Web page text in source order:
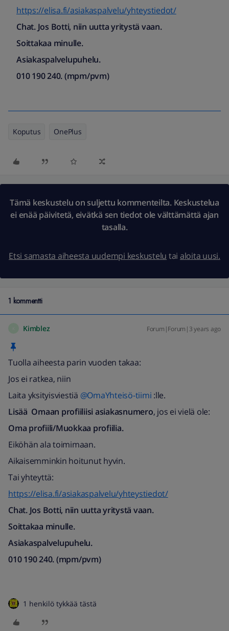
https://elisa.fi/asiakaspalvelu/yhteystiedot/
Chat. Jos Botti, niin uutta yritystä vaan.
Soittakaa minulle.
Asiakaspalvelupuhelu.
010 190 240. (mpm/pvm)​
Koputus OnePlus
Tämä keskustelu on suljettu kommenteilta. Keskustelua
ei enää päivitetä, eivätkä sen tiedot ole välttämättä ajan
tasalla.
Etsi samasta aiheesta uudempi keskustelu tai aloita uusi.
1 kommentti
Kimblez Forum|Forum|3 years ago
Tuolla aiheesta parin vuoden takaa:
Jos ei ratkea, niin
Laita yksityisviestiä @OmaYhteisö-tiimi :lle.
Lisää Omaan profiiliisi asiakasnumero, jos ei vielä ole:
Oma profiili/Muokkaa profiilia.
Eiköhän ala toimimaan.
Aikaisemminkin hoitunut hyvin.
Tai yhteyttä:
https://elisa.fi/asiakaspalvelu/yhteystiedot/
Chat. Jos Botti, niin uutta yritystä vaan.
Soittakaa minulle.
Asiakaspalvelupuhelu.
010 190 240. (mpm/pvm)​
1 henkilö tykkää tästä